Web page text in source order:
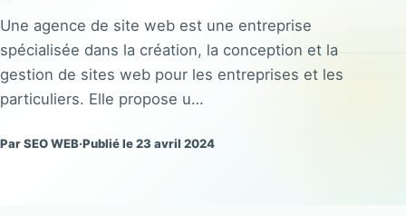
Une agence de site web est une entreprise
spécialisée dans la création, la conception et la
gestion de sites web pour les entreprises et les
particuliers. Elle propose u…
Par SEO WEB·Publié le 23 avril 2024